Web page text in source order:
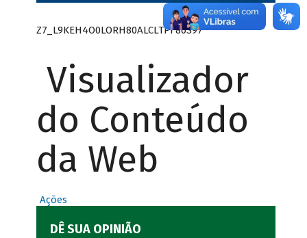
Z7_L9KEH4O0LORH80ALCLTPF80S97
Visualizador
do Conteúdo
da Web
Ações
DÊ SUA OPINIÃO